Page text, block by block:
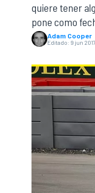
WEC
quiere tener
pone como
Adam Cooper
Editado: 9 jun